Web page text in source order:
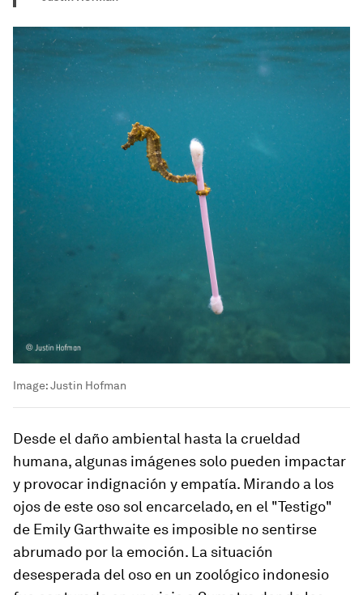
Image:Justin Hofman
Desde el daño ambiental hasta la crueldad
humana, algunas imágenes solo pueden impactar
y provocar indignación y empatía. Mirando a los
ojos de este oso sol encarcelado, en el "Testigo"
de Emily Garthwaite es imposible no sentirse
abrumado por la emoción. La situación
desesperada del oso en un zoológico indonesio